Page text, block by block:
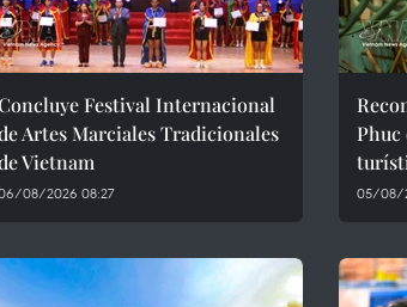
Festival Internacional
Artes Marciales Tradicionales
Vietnam
08/2026 08:27
Phuc
05/08/